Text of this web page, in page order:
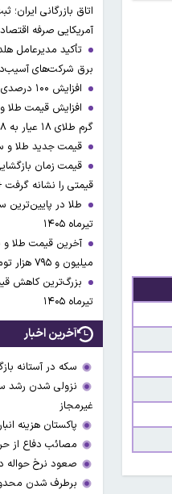
اتاق بازرگانی
آمریکایی صرفه
تأکید مدیرعامل
برق شرکت‌های
افزایش ۱۰۰ درصدی قیمت بنزین با موافقت سران قوا
گرم طلای ۱۸ عیار به ۱۸ میلیون و ۳۱۸ هزار و ۱۰۰ تومان رسید
قیمت جدید طلا و سکه امروز ۲۶
قیمتی را نشانه
تیرماه ۱۴۰۵
میلیون و ۷۹۵ هزار تومان و سکه ۱۸۸ میلیون و ۵۰۰ هزار تومان شد
تیرماه ۱۴۰۵
آخرین اخبار
سکه در آستانه بازگشت به
نزولی شدن رشد
غیرمجاز
پاکستان هزینه انبارداری
مصائب دفاع از
صعود نرخ حواله
برطرف شدن